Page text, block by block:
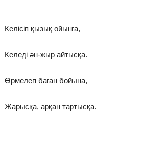
Келісіп қызық ойынға,
Келеді ән-жыр айтысқа.
Өрмелеп баған бойына,
Жарысқа, арқан тартысқа.